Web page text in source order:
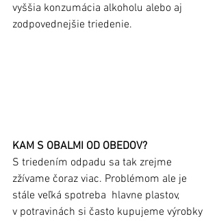
vyššia konzumácia alkoholu alebo aj
zodpovednejšie triedenie.
KAM S OBALMI OD OBEDOV?
S triedením odpadu sa tak zrejme
zžívame čoraz viac. Problémom ale je
stále veľká spotreba  hlavne plastov,
v potravinách si často kupujeme výrobky